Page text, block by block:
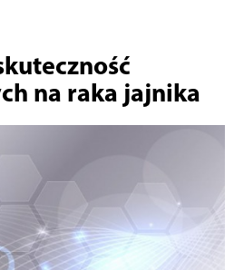
na raka jajnika